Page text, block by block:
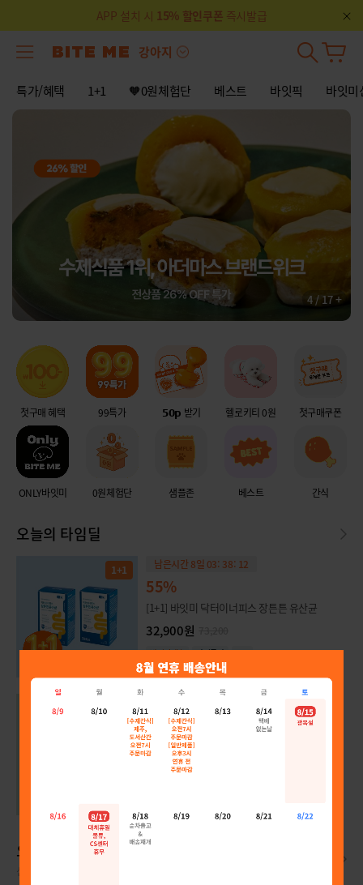
APP 설치 시 15% 할인쿠폰 즉시발급
강아지
특가/혜택 1+1 🧡0원체험단 베스트 바잇픽 바잇미
4/ 17+
첫구매 혜택 99특가 𝟱𝟬𝗽 받기 헬로키티 0원 첫구매쿠폰
ONLY바잇미 0원체험단 샘플존 베스트 간식
오늘의 타임딜
1+1 남은시간 8일 03: 38: 12
55%
[1+1] 바잇미 닥터이너피스 장튼튼 유산균
32,900원
바잇미배송 타임특가 1+1
65%
[1+1] 바잇미 닥터이너피스 rTG 오메가3
29,900원
오늘의 신상품